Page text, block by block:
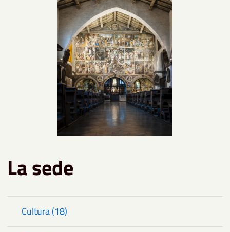
La sede
Cultura (18)